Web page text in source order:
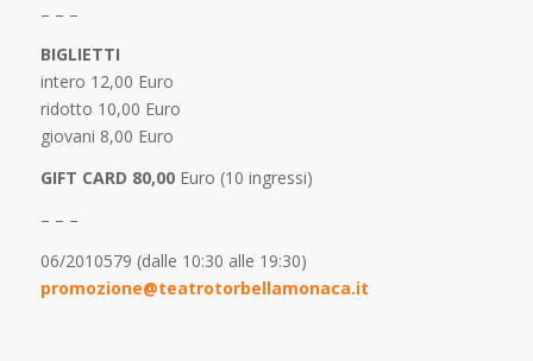
– – –
BIGLIETTI
intero 12,00 Euro
ridotto 10,00 Euro
giovani 8,00 Euro
GIFT CARD 80,00Euro (10 ingressi)
– – –
06/2010579 (dalle 10:30 alle 19:30)
promozione@teatrotorbellamonaca.it